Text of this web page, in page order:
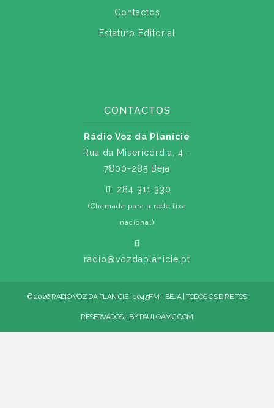
Contactos
Estatuto Editorial
CONTACTOS
Rádio Voz da Planície
Rua da Misericórdia, 4 -
7800-285 Beja
284 311 330
(Chamada para a rede fixa
nacional)
radio@vozdaplanicie.pt
© 2026 RÁDIO VOZ DA PLANÍCIE - 104.5FM - BEJA | TODOS OS DIREITOS
RESERVADOS. | BY PAULOAMC.COM